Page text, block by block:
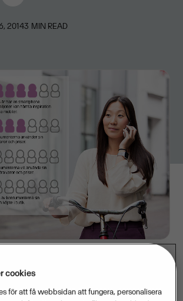
20143 MIN READ
cookies
för att få webbsidan att fungera, personalisera